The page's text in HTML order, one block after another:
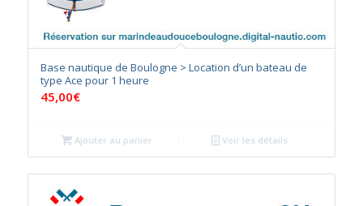
Base nautique de Boulogne > Location d’un bateau de
type Ace pour 1 heure
45,00€
Ajouter au panier Voir les détails